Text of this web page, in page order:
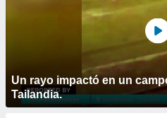
Un rayo impactó en un
Tailandia.